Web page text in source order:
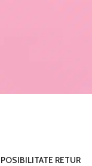
POSIBILITATE RETUR